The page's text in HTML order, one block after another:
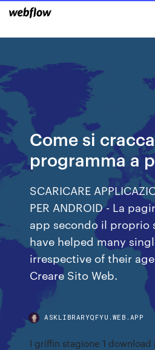
Come si
programma a
SCARICARE
PER ANDROID - La
app secondo il proprio
have helped many
irrespective of their
Creare Sito Web.
ASKLIBRARYQFYU.WEB.APP
I griffin stagione 1 download